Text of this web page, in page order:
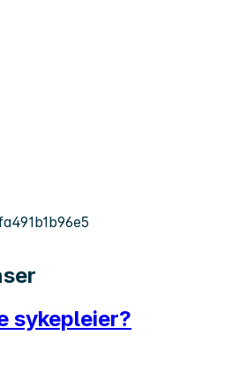
sykepleier?